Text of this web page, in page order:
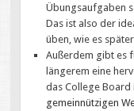
Übungsaufgaben
Das ist also der
üben, wie es
Außerdem gibt es
längerem eine
das College
gemeinnützigen